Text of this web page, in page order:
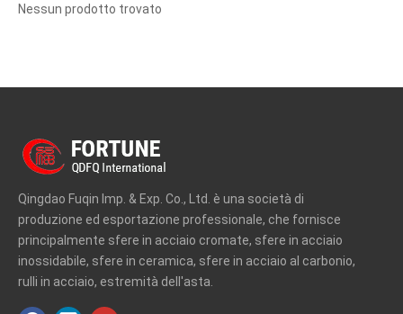
Nessun prodotto trovato
Qingdao Fuqin Imp. & Exp. Co., Ltd. è una società di
produzione ed esportazione professionale, che fornisce
principalmente sfere in acciaio cromate, sfere in acciaio
inossidabile, sfere in ceramica, sfere in acciaio al carbonio,
rulli in acciaio, estremità dell'asta.